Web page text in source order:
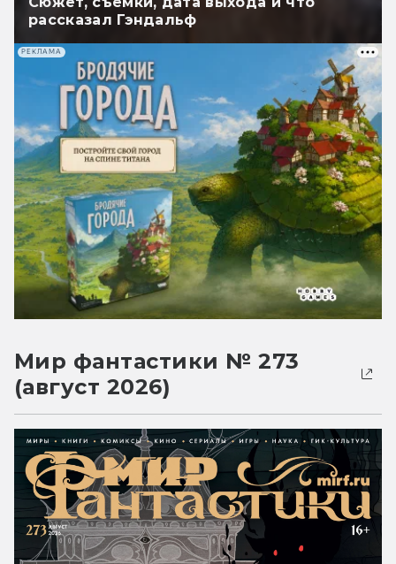
рассказал Гэндальф
РЕКЛАМА
Мир фантастики № 273
(август 2026)